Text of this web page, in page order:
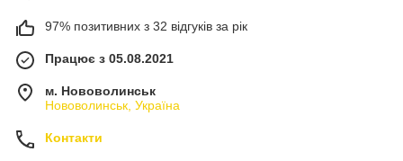
97% позитивних з 32 відгуків за рік
Працює з 05.08.2021
м. Нововолинськ
Нововолинськ, Україна
Контакти